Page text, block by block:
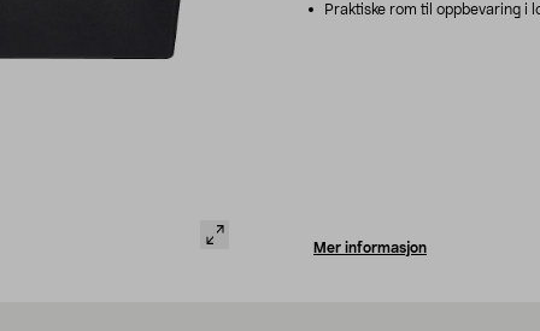
Praktiske rom til oppbevaring i
Mer informasjon